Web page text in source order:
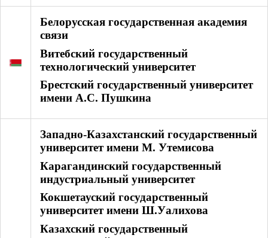
Белорусская государственная академия
связи
Витебский государственный
технологический университет
Брестский государственный университет
имени А.С. Пушкина
Западно-Казахстанский государственный
университет имени М. Утемисова
Карагандинский государственный
индустриальный университет
Кокшетауский государственный
университет имени Ш.Уалихова
Казахский государственный